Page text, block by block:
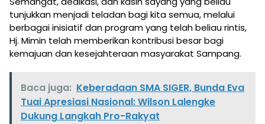
tunjukkan menjadi teladan bagi kita semua, melalui
berbagai inisiatif dan program yang telah beliau rintis,
Hj. Mimin telah memberikan kontribusi besar bagi
kemajuan dan kesejahteraan masyarakat Sampang.
Baca juga: Keberadaan SMA SIGER, Bunda Eva
Tuai Apresiasi Nasional: Wilson Lalengke
Dukung Langkah Pro-Rakyat